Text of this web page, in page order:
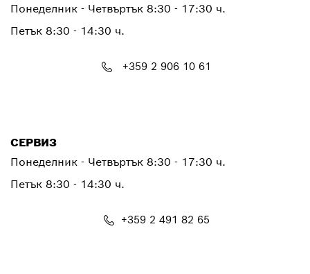
Понеделник - Четвъртък 8:30 - 17:30 ч.
Петък 8:30 - 14:30 ч.
+359 2 906 10 61
СЕРВИЗ
Понеделник - Четвъртък 8:30 - 17:30 ч.
Петък 8:30 - 14:30 ч.
+359 2 491 82 65